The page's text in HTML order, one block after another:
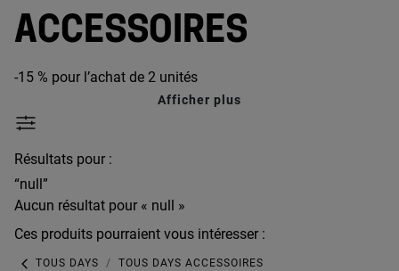
accessoires
-15 % pour l’achat de 2 unités
Afficher plus
Résultats pour :
“null”
Aucun résultat pour « null »
Ces produits pourraient vous intéresser :
TOUS DAYS TOUS DAYS ACCESSOIRES